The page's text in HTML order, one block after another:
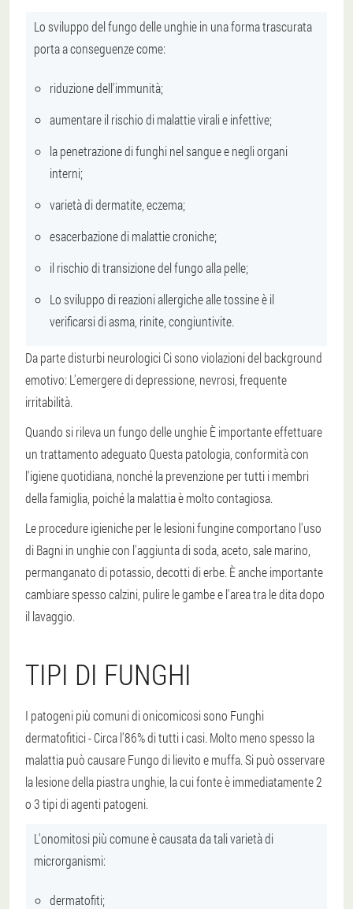
Lo sviluppo del fungo delle unghie in una forma trascurata
porta a conseguenze come:
riduzione dell'immunità;
aumentare il rischio di malattie virali e infettive;
la penetrazione di funghi nel sangue e negli organi
interni;
varietà di dermatite, eczema;
esacerbazione di malattie croniche;
il rischio di transizione del fungo alla pelle;
Lo sviluppo di reazioni allergiche alle tossine è il
verificarsi di asma, rinite, congiuntivite.
Da partedisturbi neurologiciCi sono violazioni del background
emotivo: L'emergere di depressione, nevrosi, frequente
irritabilità.
Quando si rileva un fungo delle unghieÈ importante effettuare
un trattamento adeguatoQuesta patologia, conformità con
l'igiene quotidiana, nonché la prevenzione per tutti i membri
della famiglia, poiché la malattia è molto contagiosa.
Le procedure igieniche per le lesioni fungine comportano l'uso
di Bagni in unghie con l'aggiunta di soda, aceto, sale marino,
permanganato di potassio, decotti di erbe. È anche importante
cambiare spesso calzini, pulire le gambe e l'area tra le dita dopo
il lavaggio.
TIPI DI FUNGHI
I patogeni più comuni di onicomicosi sono Funghi
dermatofitici- Circa l'86% di tutti i casi. Molto meno spesso la
malattia può causareFungo di lievito e muffa. Si può osservare
la lesione della piastra unghie, la cui fonte è immediatamente 2
o 3 tipi di agenti patogeni.
L'onomitosi più comune è causata da tali varietà di
microrganismi:
dermatofiti;